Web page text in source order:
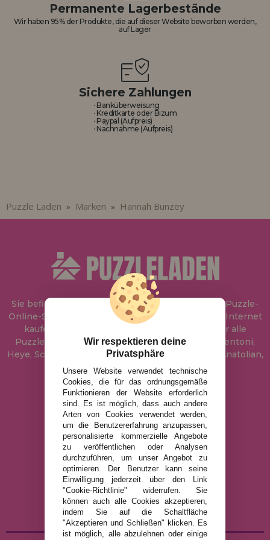
Los gehts! Wir haben auf dich gewartet.
HÄNDLERREGISTRIERUNG
Permanente Lagerbestände
Wir haben 95% der Produkte, die auf dieser Website beworben werden,
auf Lager
Sichere Zahlungen
· Banküberweisung
· Kreditkarte oder Bizum
· Paypal (Aufpreis)
· Nachnahme (Aufpreis)
Puzzle Laden » Marken » Hannah Bunzey
Sie befinden sich bei Puzzle Laden
, in unserem Puzzle-
Online-Shop, wo Sie Puzzle zum besten Preis im Internet
kaufen können. In unserem Katalog führen wir alle
Puzzles der Marken Educa, Ravensburger, Clementoni,
Heye, Schmidt, Castorland, Jumbo, Trefl, Piatnik, Anatolian,
Art Puzzle, Gibsons und viele mehr.
info@puzzleladen.de
RECHTLICHE HINWEISE
DATENSCHUTZRICHTLINIE
COOKIE-RICHTLINIE
VERSAND UND RÜCKGABE
RÜCKGABE / WIDERRUF
Wir respektieren deine
Privatsphäre
Unsere Website verwendet technische
Cookies, die für das ordnungsgemäße
Funktionieren der Website erforderlich
sind. Es ist möglich, dass auch andere
Arten von Cookies verwendet werden,
um die Benutzererfahrung anzupassen,
personalisierte kommerzielle Angebote
zu veröffentlichen oder Analysen
durchzuführen, um unser Angebot zu
optimieren. Der Benutzer kann seine
Einwilligung jederzeit über den Link
"Cookie-Richtlinie" widerrufen. Sie
können auch alle Cookies akzeptieren,
indem Sie auf die Schaltfläche
"Akzeptieren und Schließen" klicken. Es
ist möglich, alle abzulehnen oder einige